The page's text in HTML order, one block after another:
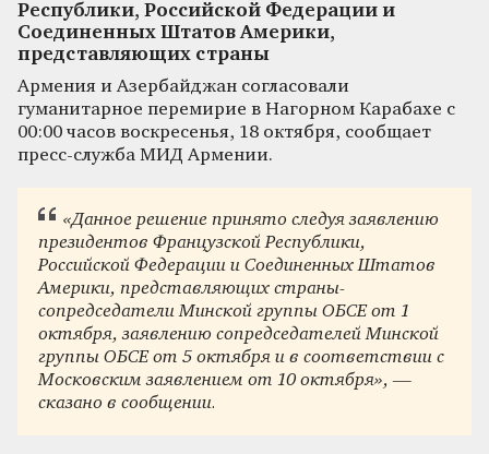
Республики, Российской Федерации и
Соединенных Штатов Америки,
представляющих страны
Армения и Азербайджан согласовали
гуманитарное перемирие в Нагорном Карабахе с
00:00 часов воскресенья, 18 октября, сообщает
пресс-служба МИД Армении.
«Данное решение принято следуя заявлению
президентов Французской Республики,
Российской Федерации и Соединенных Штатов
Америки, представляющих страны-
сопредседатели Минской группы ОБСЕ от 1
октября, заявлению сопредседателей Минской
группы ОБСЕ от 5 октября и в соответствии с
Московским заявлением от 10 октября», —
сказано в сообщении.